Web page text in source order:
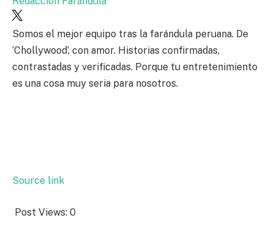
Somos el mejor equipo tras la farándula peruana. De
‘Chollywood’, con amor. Historias confirmadas,
contrastadas y verificadas. Porque tu entretenimiento
es una cosa muy seria para nosotros.
Source link
Post Views: 0